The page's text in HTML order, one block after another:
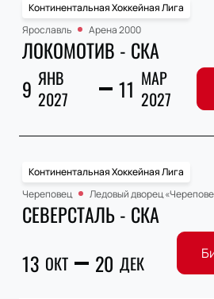
Континентальная Хоккейная Лига
Ярославль
Арена 2000
ЛОКОМОТИВ - СКА
9 ЯНВ
2027
11 МАР
2027
Континентальная Хоккейная Лига
Череповец
Ледовый дворец
СЕВЕРСТАЛЬ - СКА
13 ОКТ 20 ДЕК